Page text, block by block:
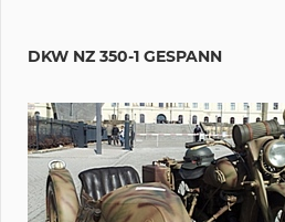
DKW NZ 350-1 GESPANN